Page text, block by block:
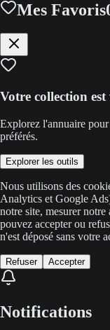
Mes Favoris
Votre collection est
Explorez l'annuaire
préférés.
Explorer les outils
Nous utilisons des
Analytics et Google
notre site, mesurer
pouvez accepter ou
n'est déposé sans votre
Refuser Accepter
Notifications